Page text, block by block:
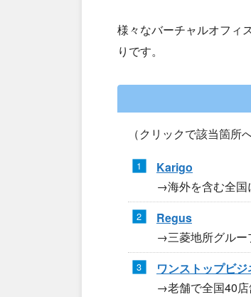
様々なバーチャルオフィ
りです。
（クリックで該当箇所へ
Karigo
→海外を含む全国
Regus
→三菱地所グルー
ワンストップビ
→老舗で全国40店